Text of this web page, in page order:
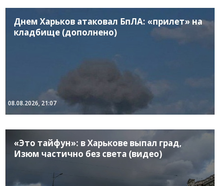
Днем Харьков атаковал БпЛА: «прилет» на
кладбище (дополнено)
08.08.2026, 21:07
«Это тайфун»: в Харькове выпал град,
Изюм частично без света (видео)